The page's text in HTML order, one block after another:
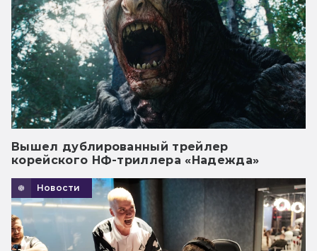
Вышел дублированный трейлер
корейского НФ-триллера «Надежда»
Новости